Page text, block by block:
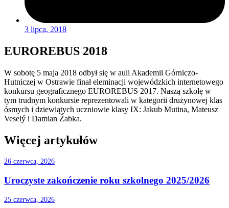
3 lipca, 2018
EUROREBUS 2018
W sobotę 5 maja 2018 odbył się w auli Akademii Górniczo-
Hutniczej w Ostrawie finał eleminacji wojewódzkich internetowego
konkursu geograficznego EUROREBUS 2017. Naszą szkołę w
tym trudnym konkursie reprezentowali w kategorii drużynowej klas
ósmych i dziewiątych uczniowie klasy IX: Jakub Mutina, Mateusz
Veselý i Damian Žabka.
Więcej artykułów
26 czerwca, 2026
Uroczyste zakończenie roku szkolnego 2025/2026
25 czerwca, 2026